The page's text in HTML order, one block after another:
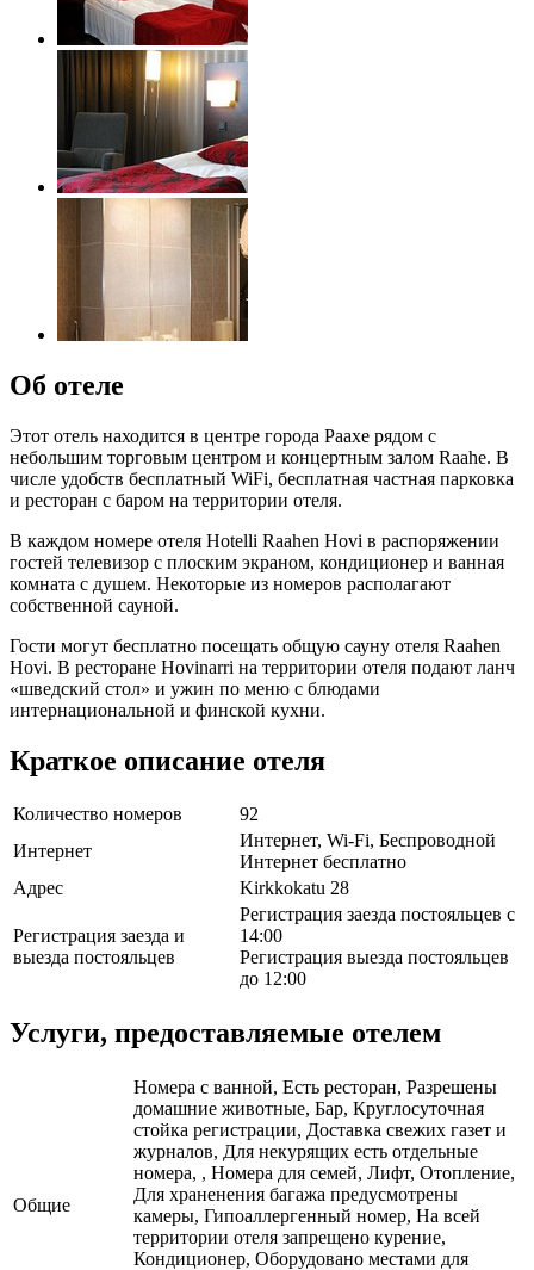
Об отеле
Этот отель находится в центре города Раахе рядом с
небольшим торговым центром и концертным залом Raahe. В
числе удобств бесплатный WiFi, бесплатная частная парковка
и ресторан с баром на территории отеля.
В каждом номере отеля Hotelli Raahen Hovi в распоряжении
гостей телевизор с плоским экраном, кондиционер и ванная
комната с душем. Некоторые из номеров располагают
собственной сауной.
Гости могут бесплатно посещать общую сауну отеля Raahen
Hovi. В ресторане Hovinarri на территории отеля подают ланч
«шведский стол» и ужин по меню с блюдами
интернациональной и финской кухни.
Краткое описание отеля
Количество номеров
92
Интернет
Интернет, Wi-Fi, Беспроводной
Интернет бесплатно
Адрес
Kirkkokatu 28
Регистрация заезда и
выезда постояльцев
Регистрация заезда постояльцев с
14:00
Регистрация выезда постояльцев
до 12:00
Услуги, предоставляемые отелем
Общие
Номера с ванной, Есть ресторан, Разрешены
домашние животные, Бар, Круглосуточная
стойка регистрации, Доставка свежих газет и
журналов, Для некурящих есть отдельные
номера, , Номера для семей, Лифт, Отопление,
Для храненения багажа предусмотрены
камеры, Гипоаллергенный номер, На всей
территории отеля запрещено курение,
Кондиционер, Оборудовано местами для